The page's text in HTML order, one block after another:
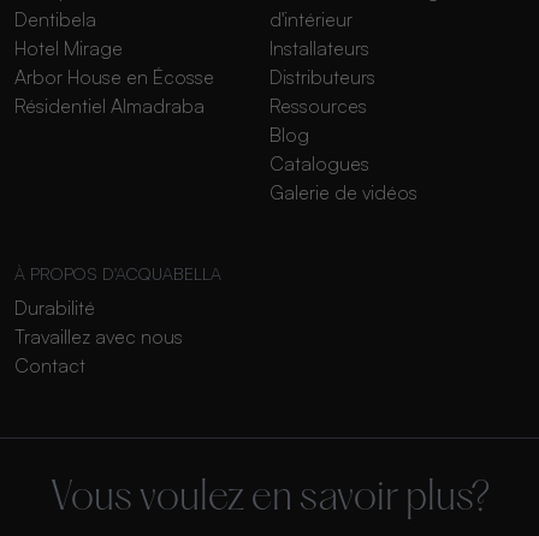
Dentibela
Hotel Mirage
Arbor House en Écosse
Résidentiel Almadraba
d'intérieur
Installateurs
Distributeurs
Ressources
Blog
Catalogues
Galerie de vidéos
À PROPOS D'ACQUABELLA
Durabilité
Travaillez avec nous
Contact
Vous voulez en savoir plus?